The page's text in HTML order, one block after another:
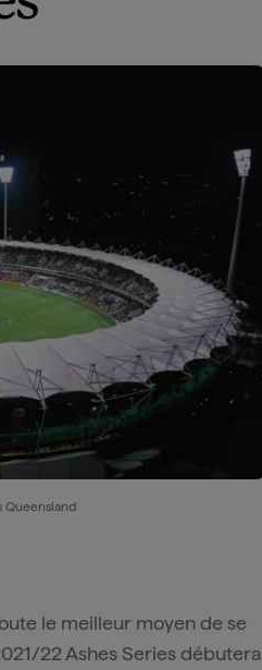
Queensland
le meilleur moyen de se
22 Ashes Series débutera